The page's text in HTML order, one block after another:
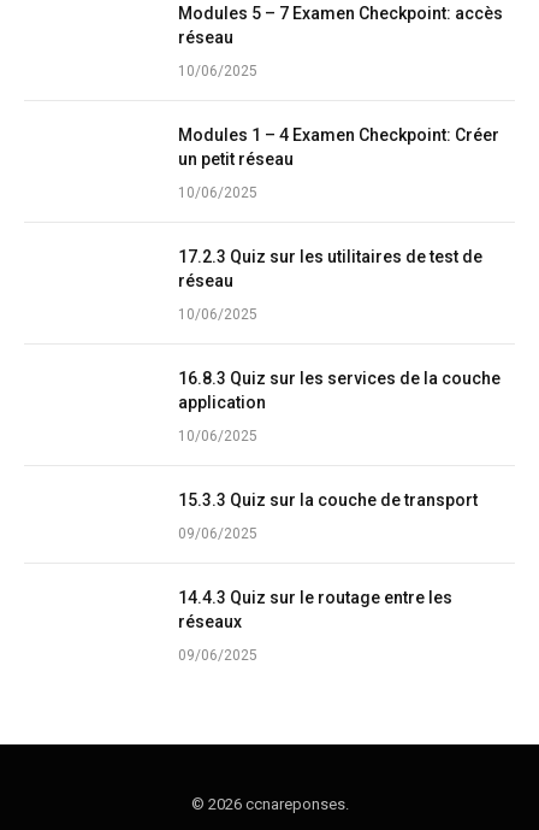
Modules 5 – 7 Examen Checkpoint: accès
réseau
10/06/2025
Modules 1 – 4 Examen Checkpoint: Créer
un petit réseau
10/06/2025
17.2.3 Quiz sur les utilitaires de test de
réseau
10/06/2025
16.8.3 Quiz sur les services de la couche
application
10/06/2025
15.3.3 Quiz sur la couche de transport
09/06/2025
14.4.3 Quiz sur le routage entre les
réseaux
09/06/2025
© 2026 ccnareponses.